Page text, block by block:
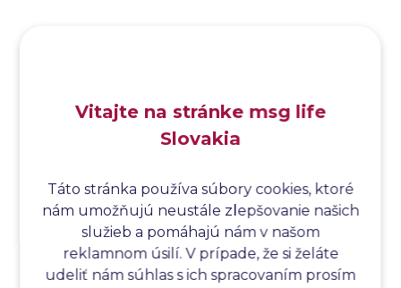
Analýza príčin a následkov
Analýza spôsobu a následkov zlyhania softvéru
Analýza stromu chýb
Analýza stromu chýb softvéru
Analýza testovacieho bodu
Analýza toku riadenia
Vitajte na stránke msg life
Slovakia
Táto stránka používa súbory cookies, ktoré
nám umožňujú neustále zlepšovanie našich
služieb a pomáhajú nám v našom
reklamnom úsilí. V prípade, že si želáte
udeliť nám súhlas s ich spracovaním prosím